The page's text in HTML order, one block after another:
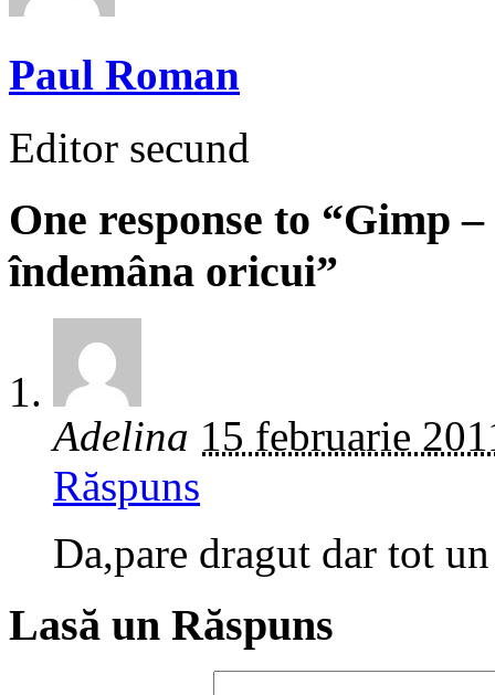
Paul Roman
Editor secund
One response to “Gimp
îndemâna oricui”
Adelina 15 februarie
Răspuns
Da,pare dragut dar tot
Lasă un Răspuns